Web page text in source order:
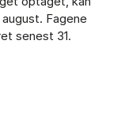
Fagene
senest 31.